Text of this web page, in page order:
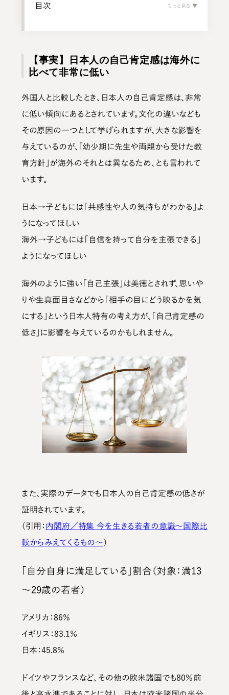
目次
【事実】日本人の自己肯定感は海外に
比べて非常に低い
外国人と比較したとき、日本人の自己肯定感は、非常
に低い傾向にある とされています。文化の違いなども
その原因の一つとして挙げられますが、大きな影響を
与えているのが、 「幼少期に先生や両親から受けた教
育方針」が海外のそれとは異なるため、とも言われて
います。
日本→子どもには「共感性や人の気持ちがわかる」よ
うになってほしい
海外→子どもには「自信を持って自分を主張できる」
ようになってほしい
海外のように強い「自己主張」は美徳とされず、思いや
りや生真面目さなどから 「相手の目にどう映るかを気
にする」という日本人特有の考え方が、「自己肯定感の
低さ」に影響を与えているのかもしれません。
また、実際のデータでも日本人の自己肯定感の低さが
証明されています。
（引用： 内閣府／特集 今を生きる若者の意識～国際比
較からみえてくるもの～）
「自分自身に満足している」割合（対象：満13
～29歳の若者）
アメリカ：86％
イギリス：83.1％
日本：45.8％
ドイツやフランスなど、その他の欧米諸国でも80％前